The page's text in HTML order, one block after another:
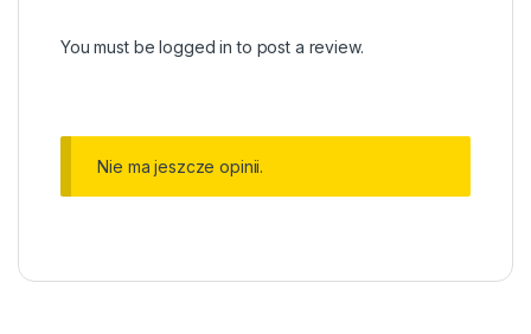
You must belogged in to post a review.
Nie ma jeszcze opinii.